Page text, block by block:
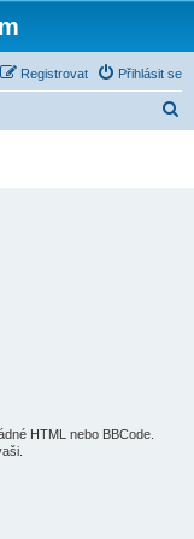
Přihlásit se
Registrovat
HTML nebo BBCode.